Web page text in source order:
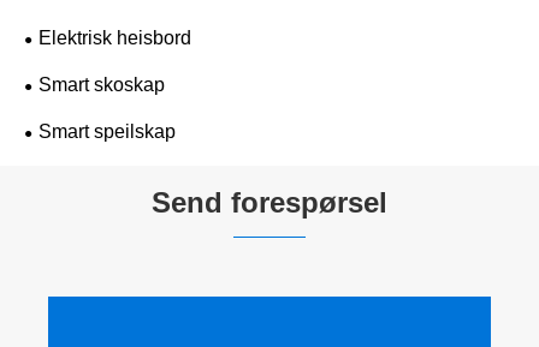
Elektrisk heisbord
Smart skoskap
Smart speilskap
Send forespørsel